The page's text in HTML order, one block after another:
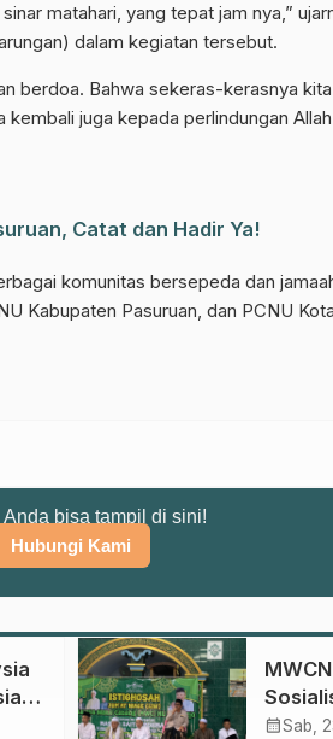
matahari, yang tepat jam nya,”
dalam kegiatan tersebut.
berdoa. Bahwa sekeras-kerasnya
juga kepada perlindungan
Catat dan Hadir Ya!
komunitas bersepeda dan
Kabupaten Pasuruan, dan PCNU
Anda bisa tampil di sini!
Hubungi Kami
calendar_monthSab,